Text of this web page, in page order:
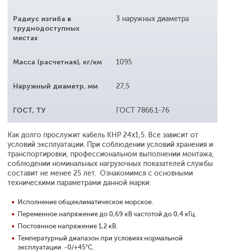
Радиус изгиба в
труднодоступных
местах
3 наружных диаметра
Масса (расчетная), кг/км 1095
Наружный диаметр, мм 27,5
ГОСТ, ТУ ГОСТ 7866.1-76
Как долго прослужит кабель КНР 24x1,5. Все зависит от
условий эксплуатации. При соблюдении условий хранения и
транспортировки, профессиональном выполнении монтажа,
соблюдении номинальных нагрузочных показателей службы
составит не менее 25 лет. Ознакомимся с основными
техническими параметрами данной марки:
Исполнение общеклиматическое морское.
Переменное напряжение до 0,69 кВ частотой до 0,4 кГц.
Постоянное напряжение 1,2 кВ.
Температурный диапазон при условиях нормальной
эксплуатации -0/+45°С.